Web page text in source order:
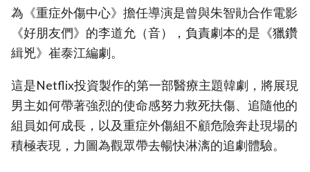
為《重症外傷中心》擔任導演是曾與朱智勛合作電影
《好朋友們》的李道允（音），負責劇本的是《獵鑽
緝兇》崔泰江編劇。
這是Netflix投資製作的第一部醫療主題韓劇，將展現
男主如何帶著強烈的使命感努力救死扶傷、追隨他的
組員如何成長，以及重症外傷組不顧危險奔赴現場的
積極表現，力圖為觀眾帶去暢快淋漓的追劇體驗。